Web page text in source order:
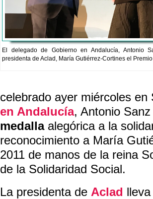
El delegado de Gobierno en Andalucía, Antonio
presidenta de Aclad, María Gutiérrez-Cortines el
celebrado ayer miércoles
en Andalucía, Antonio
medallaalegórica a la
reconocimiento a María
2011 de manos de la reina
de la Solidaridad Social.
La presidenta de Aclad